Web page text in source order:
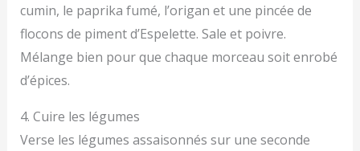
cumin, le paprika fumé, l’origan et une pincée de
flocons de piment d’Espelette. Sale et poivre.
Mélange bien pour que chaque morceau soit enrobé
d’épices.
4. Cuire les légumes
Verse les légumes assaisonnés sur une seconde